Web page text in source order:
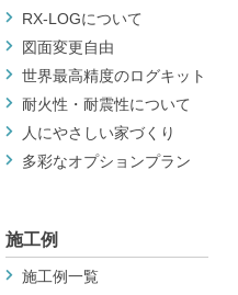
RX-LOGについて
図面変更自由
世界最高精度のログキット
耐火性・耐震性について
人にやさしい家づくり
多彩なオプションプラン
施工例
施工例一覧